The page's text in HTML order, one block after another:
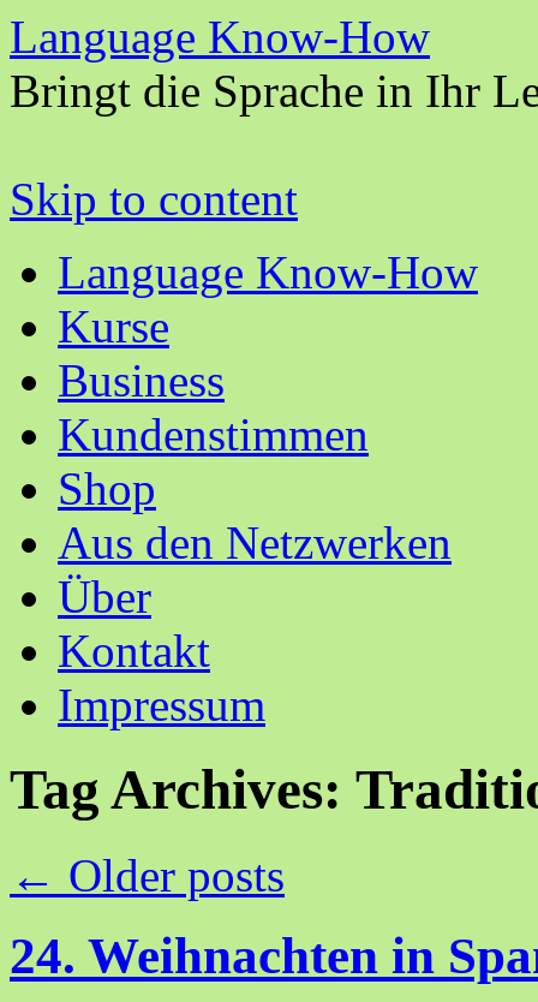
Language Know-How
Bringt die Sprache in Ihr
Skip to content
Language Know-How
Kurse
Business
Kundenstimmen
Shop
Aus den Netzwerken
Über
Kontakt
Impressum
Tag Archives:
← Older posts
24. Weihnachten in